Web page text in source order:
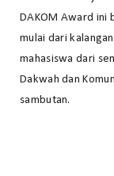
DAKOM Award ini
mulai dari
mahasiswa dari
Dakwah dan
sambutan.